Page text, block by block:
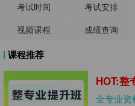
考试时间
考试安排
视频课程
成绩查询
课程推荐
HOT:整
全专业资